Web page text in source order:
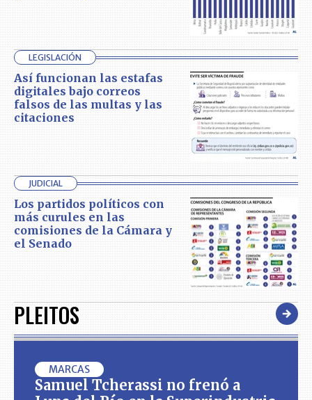
LEGISLACIÓN
Así funcionan las estafas
digitales bajo correos
falsos de las multas y las
citaciones
JUDICIAL
Los partidos políticos con
más curules en las
comisiones de la Cámara y
el Senado
PLEITOS
MARCAS
Samuel Tcherassi no frenó a